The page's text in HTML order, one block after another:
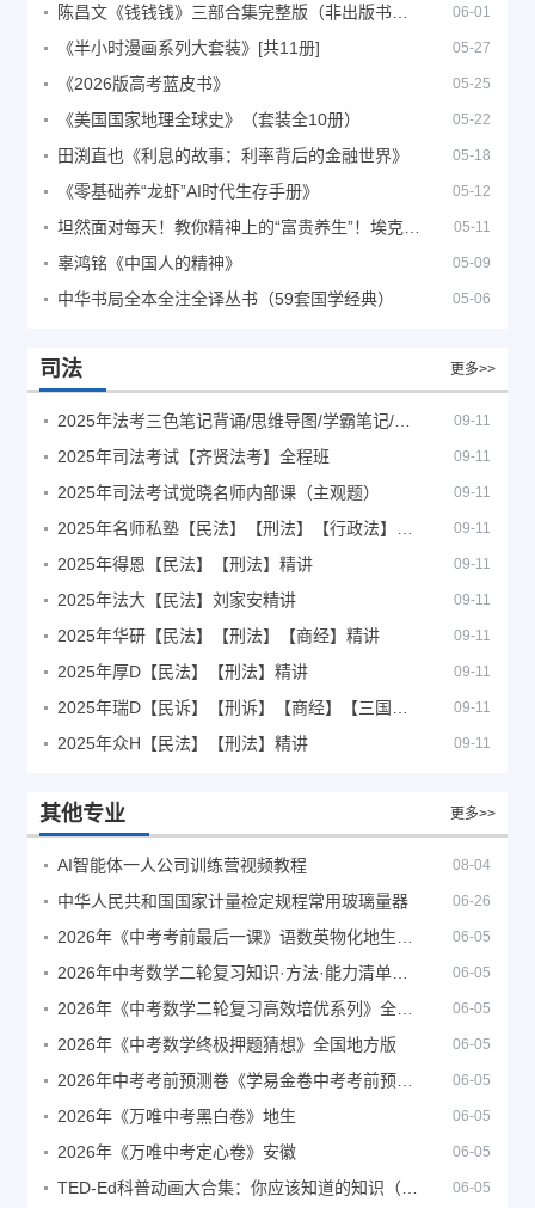
06-01
《半小时漫画系列大套装》[共11册] 05-27
《2026版高考蓝皮书》 05-25
《美国国家地理全球史》（套装全10册） 05-22
田渕直也《利息的故事：利率背后的金融世界》 05-18
《零基础养“龙虾”AI时代生存手册》 05-12
05-11
辜鸿铭《中国人的精神》 05-09
中华书局全本全注全译丛书（59套国学经典） 05-06
司法 更多>>
09-11
2025年司法考试【齐贤法考】全程班 09-11
2025年司法考试觉晓名师内部课（主观题） 09-11
09-11
2025年得恩【民法】【刑法】精讲 09-11
2025年法大【民法】刘家安精讲 09-11
2025年华研【民法】【刑法】【商经】精讲 09-11
2025年厚D【民法】【刑法】精讲 09-11
09-11
2025年众H【民法】【刑法】精讲 09-11
其他专业 更多>>
AI智能体一人公司训练营视频教程 08-04
中华人民共和国国家计量检定规程常用玻璃量器 06-26
06-05
06-05
06-05
2026年《中考数学终极押题猜想》全国地方版 06-05
06-05
2026年《万唯中考黑白卷》地生 06-05
2026年《万唯中考定心卷》安徽 06-05
06-05